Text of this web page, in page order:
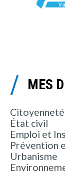
MES
Citoyenneté
État civil
Emploi et
Prévention
Urbanisme